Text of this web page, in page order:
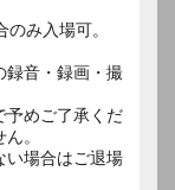
み入場可。
録音・録画・撮
予めご了承くだ
。
い場合はご退場